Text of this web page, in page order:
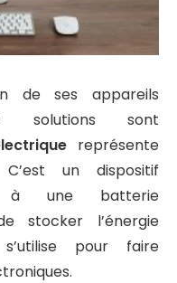
de ses appareils
solutions sont
représente
un dispositif
à une batterie
stocker l’énergie
pour faire